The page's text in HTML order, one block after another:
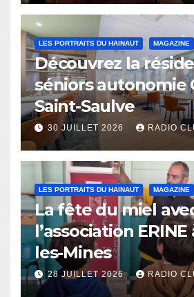
LES PORTRAITS DU HAINAUT MAGAZINE
Découvrez la
séniors autonomie
Saint-Saulve
30 JUILLET 2026 RADIO
LES PORTRAITS DU HAINAUT MAGAZINE
La fête du miel
l’association
les-Mines
28 JUILLET 2026 RADIO